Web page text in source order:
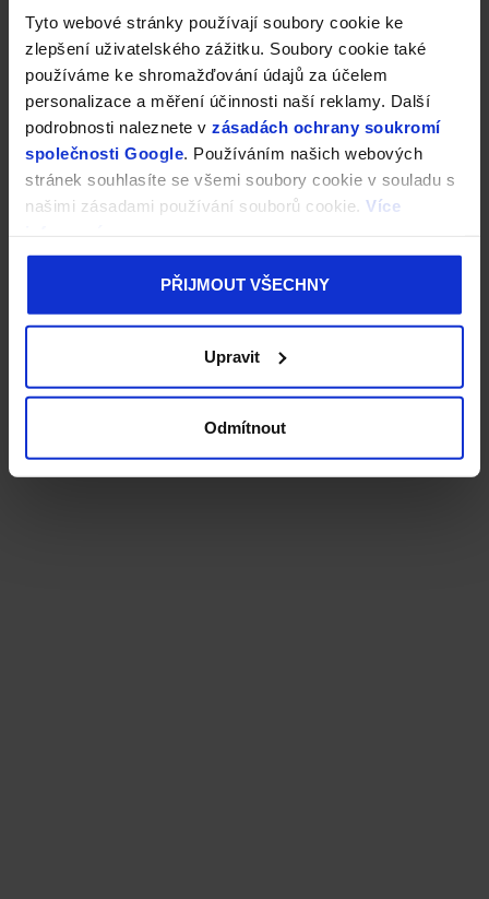
Tyto webové stránky používají soubory cookie ke
zlepšení uživatelského zážitku. Soubory cookie také
používáme ke shromažďování údajů za účelem
personalizace a měření účinnosti naší reklamy. Další
podrobnosti naleznete v zásadách ochrany soukromí
společnosti Google . Používáním našich webových
stránek souhlasíte se všemi soubory cookie v souladu s
našimi zásadami používání souborů cookie. Více
PŘIJMOUT VŠECHNY
Upravit
Odmítnout